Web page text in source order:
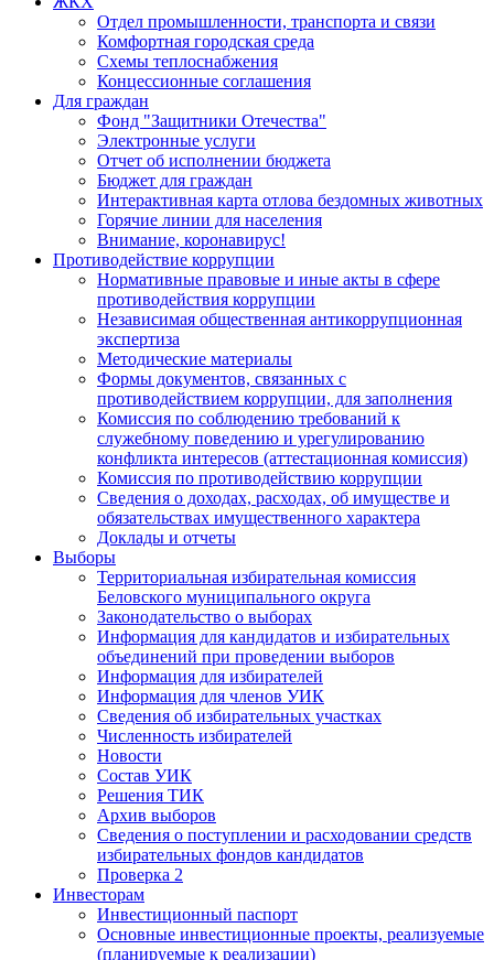
Отдел промышленности, транспорта и связи
Комфортная городская среда
Схемы теплоснабжения
Концессионные соглашения
Для граждан
Фонд "Защитники Отечества"
Электронные услуги
Отчет об исполнении бюджета
Бюджет для граждан
Интерактивная карта отлова бездомных животных
Горячие линии для населения
Внимание, коронавирус!
Противодействие коррупции
Нормативные правовые и иные акты в сфере
противодействия коррупции
Независимая общественная антикоррупционная
экспертиза
Методические материалы
Формы документов, связанных с
противодействием коррупции, для заполнения
Комиссия по соблюдению требований к
служебному поведению и урегулированию
конфликта интересов (аттестационная комиссия)
Комиссия по противодействию коррупции
Сведения о доходах, расходах, об имуществе и
обязательствах имущественного характера
Доклады и отчеты
Выборы
Территориальная избирательная комиссия
Беловского муниципального округа
Законодательство о выборах
Информация для кандидатов и избирательных
объединений при проведении выборов
Информация для избирателей
Информация для членов УИК
Сведения об избирательных участках
Численность избирателей
Новости
Состав УИК
Решения ТИК
Архив выборов
Сведения о поступлении и расходовании средств
избирательных фондов кандидатов
Проверка 2
Инвесторам
Инвестиционный паспорт
Основные инвестиционные проекты, реализуемые
(планируемые к реализации)